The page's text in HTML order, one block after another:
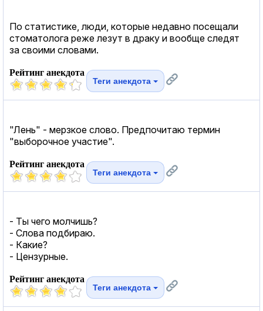
По статистике, люди, которые недавно посещали
стоматолога реже лезут в драку и вообще следят
за своими словами.
Рейтинг анекдота
Теги анекдота
"Лень" - мерзкое слово. Предпочитаю термин
"выборочное участие".
Рейтинг анекдота
Теги анекдота
- Ты чего молчишь?
- Слова подбираю.
- Какие?
- Цензурные.
Рейтинг анекдота
Теги анекдота